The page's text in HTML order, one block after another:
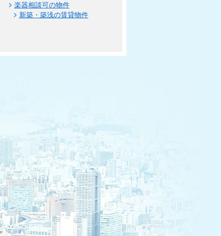
楽器相談可の物件
新築・築浅の賃貸物件